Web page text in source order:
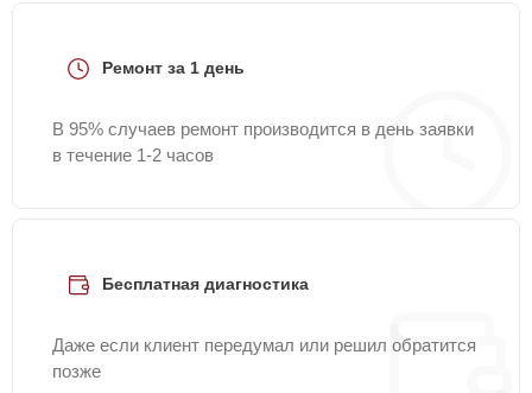
Ремонт за 1 день
В 95% случаев ремонт производится в день заявки
в течение 1-2 часов
Бесплатная диагностика
Даже если клиент передумал или решил обратится
позже